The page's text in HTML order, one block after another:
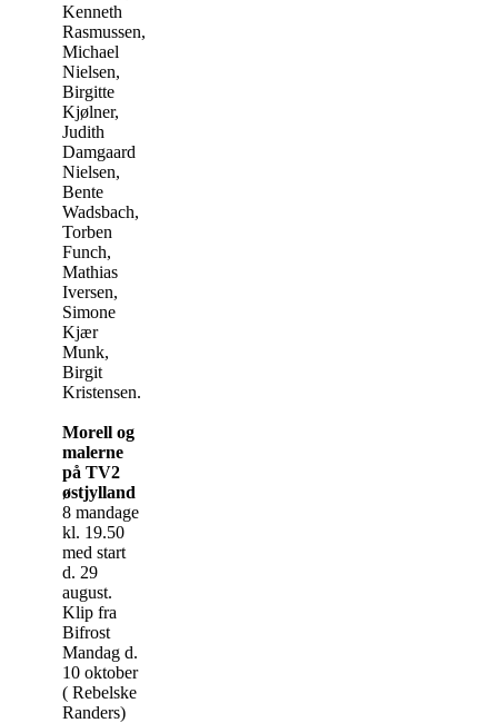
Kenneth
Rasmussen,
Michael
Nielsen,
Birgitte
Kjølner,
Judith
Damgaard
Nielsen,
Bente
Wadsbach,
Torben
Funch,
Mathias
Iversen,
Simone
Kjær
Munk,
Birgit
Kristensen.
Morell og
malerne
på TV2
østjylland
8 mandage
kl. 19.50
med start
d. 29
august.
Klip fra
Bifrost
Mandag d.
10 oktober
( Rebelske
Randers)